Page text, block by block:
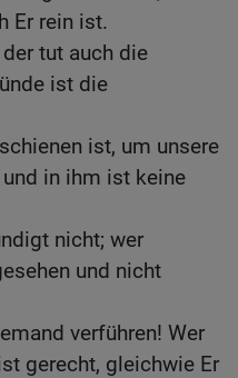
Er rein ist.
tut auch die
ist die
ist, um unsere
und in ihm ist keine
nicht; wer
und nicht
verführen! Wer
gerecht, gleichwie Er